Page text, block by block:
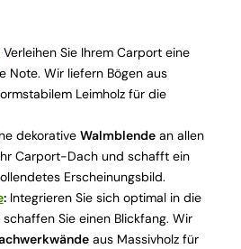
Verleihen Sie Ihrem Carport eine
Note. Wir liefern Bögen aus
Leimholz für die
dekorative Walmblendean allen
Carport-Dach und schafft ein
Erscheinungsbild.
:Integrieren Sie sich optimal in die
Sie einen Blickfang. Wir
aus Massivholz für